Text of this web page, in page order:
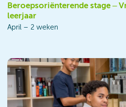
Beroepsoriënterende stage –
leerjaar
April – 2 weken